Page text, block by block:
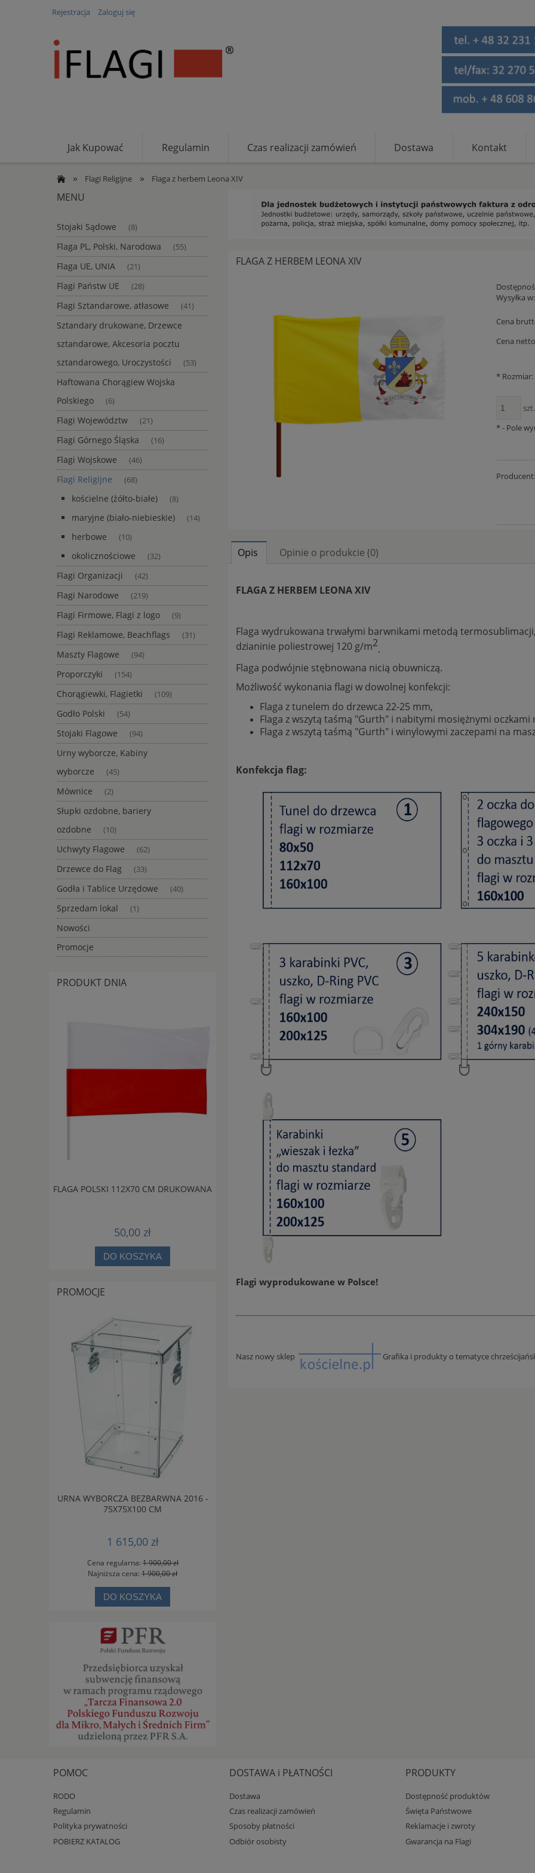
Rejestracja Zaloguj się
Jak Kupować Regulamin Czas realizacji zamówień Dostawa Kontakt
RODO
» Flagi Religijne » Flaga z herbem Leona XIV
MENU
Stojaki Sądowe (8)
Flaga PL, Polski, Narodowa (55)
Flaga UE, UNIA (21)
Flagi Państw UE (28)
Flagi Sztandarowe, atłasowe (41)
Sztandary drukowane, Drzewce
sztandarowe, Akcesoria pocztu
sztandarowego, Uroczystości
(53)
Haftowana Chorągiew Wojska
Polskiego
(6)
Flagi Województw (21)
Flagi Górnego Śląska (16)
Flagi Wojskowe (46)
Flagi Religijne (68)
kościelne (żółto-białe) (8)
maryjne (biało-niebieskie) (14)
herbowe (10)
okolicznościowe (32)
Flagi Organizacji (42)
Flagi Narodowe (219)
Flagi Firmowe, Flagi z logo (9)
Flagi Reklamowe, Beachflags (31)
Maszty Flagowe (94)
Proporczyki (154)
Chorągiewki, Flagietki (109)
Godło Polski (54)
Stojaki Flagowe (94)
Urny wyborcze, Kabiny
wyborcze
(45)
Mównice (2)
Słupki ozdobne, bariery
ozdobne
(10)
Uchwyty Flagowe (62)
Drzewce do Flag (33)
Godła i Tablice Urzędowe (40)
Sprzedam lokal (1)
Nowości
Promocje
PRODUKT DNIA
FLAGA POLSKI 112X70 CM DRUKOWANA
50,00 zł
DO KOSZYKA
FLAGA POLSKI 200X125 CM ZSZYWANA
NA MASZT
146,00 zł
DO KOSZYKA
MASZT FLAGOWY 5 - 8 M.
1 700,00 zł
PROMOCJE
URNA WYBORCZA BEZBARWNA 2016 -
75X75X100 CM
1 615,00 zł
Cena regularna:1 900,00 zł
Najniższa cena: 1 900,00 zł
DO KOSZYKA
FLAGA Z HERBEM LEONA XIV
Wysyłka w:
Cena
Cena
* Rozmiar:
szt.
*- Pole
Producent:
Opis Opinie o produkcie (0)
FLAGA Z HERBEM LEONA XIV
Flaga wydrukowana trwałymi barwnikami metodą
dzianinie poliestrowej 120 g/m2.
Flaga podwójnie stębnowana nicią obuwniczą.
Możliwość wykonania flagi w dowolnej konfekcji:
Flaga z tunelem do drzewca 22-25 mm,
Flaga z wszytą taśmą "Gurth" i nabitymi mosiężnymi oczkami
Flaga z wszytą taśmą "Gurth" i winylowymi zaczepami na
Konfekcja flag:
Flagi wyprodukowane w Polsce!
Nasz nowy sklep Grafika i produkty o tematyce
POMOC
RODO
Regulamin
Polityka prywatności
POBIERZ KATALOG
DOSTAWA i PŁATNOŚCI
Dostawa
Czas realizacji zamówień
Sposoby płatności
Odbiór osobisty
PRODUKTY
Dostępność produktów
Święta Państwowe
Reklamacje i zwroty
Gwarancja na Flagi